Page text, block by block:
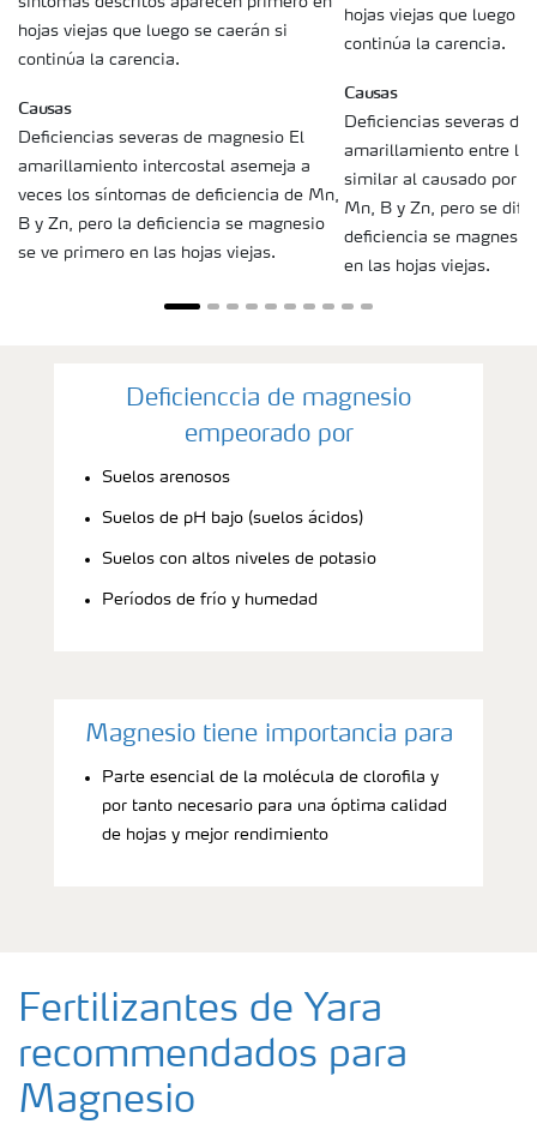
hojas viejas que luego se caerán si
continúa la carencia.
Causas
Deficiencias severas de magnesio El
amarillamiento intercostal asemeja a
veces los síntomas de deficiencia de Mn,
B y Zn, pero la deficiencia se magnesio
se ve primero en las hojas viejas.
hojas viejas que luego
continúa la carencia.
Causas
Deficiencias severas de
amarillamiento entre
similar al causado por
Mn, B y Zn, pero se
deficiencia se
en las hojas viejas.
Deficienccia de magnesio
empeorado por
Suelos arenosos
Suelos de pH bajo (suelos ácidos)
Suelos con altos niveles de potasio
Períodos de frío y humedad
Magnesio tiene importancia para
Parte esencial de la molécula de clorofila y
por tanto necesario para una óptima calidad
de hojas y mejor rendimiento
Fertilizantes de Yara
recommendados para
Magnesio